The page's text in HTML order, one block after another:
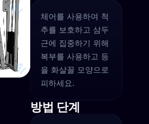
체어를 사용하여 척
추를 보호하고 삼두
근에 집중하기 위해
복부를 사용하고 등
을 화살꼴 모양으로
피하세요.
방법 단계